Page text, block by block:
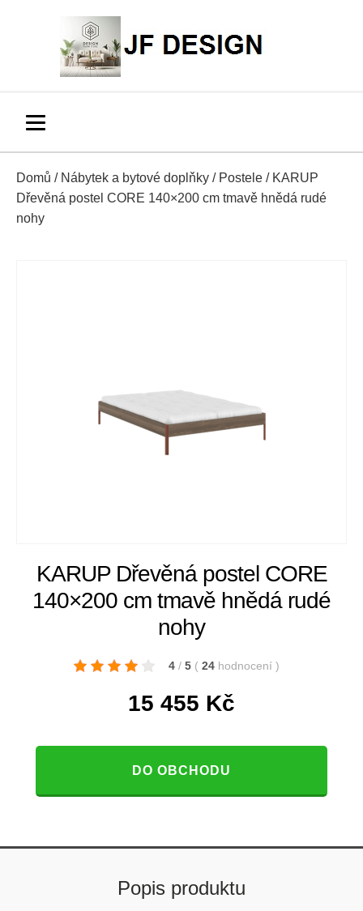
Domů / Nábytek a bytové doplňky / Postele / KARUP
Dřevěná postel CORE 140×200 cm tmavě hnědá rudé
nohy
KARUP Dřevěná postel CORE
140×200 cm tmavě hnědá rudé
nohy
4 / 5 ( 24 hodnocení )
15 455 Kč
DO OBCHODU
Popis produktu